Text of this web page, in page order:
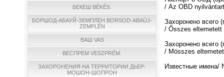
БЕКЕШ BÉKÉS.
БОРШОД-АБАУЙ-ЗЕМПЛЕН BORSOD-ABAÚJ-
ZEMPLÉN
ВАШ VAS
ВЕСПРЕМ VESZPRÉM.
ЗАХОРОНЕНИЯ НА ТЕРРИТОРИИ ДЬЕР-
МОШОН-ШОПРОН
/ Az OBD
Захоронено всего
/ Ősszes eltemetett
Захоронено всего
/ Мösszes
Известные имена/